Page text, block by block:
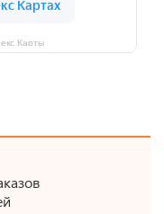
Карты